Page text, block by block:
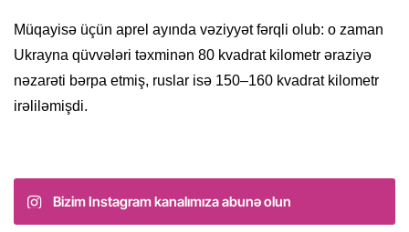
Müqayisə üçün aprel ayında vəziyyət fərqli olub: o zaman
Ukrayna qüvvələri təxminən 80 kvadrat kilometr əraziyə
nəzarəti bərpa etmiş, ruslar isə 150–160 kvadrat kilometr
irəliləmişdi.
Bizim Instagram kanalımıza abunə olun